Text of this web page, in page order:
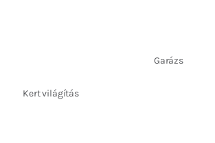
Kert világítás
Garázs